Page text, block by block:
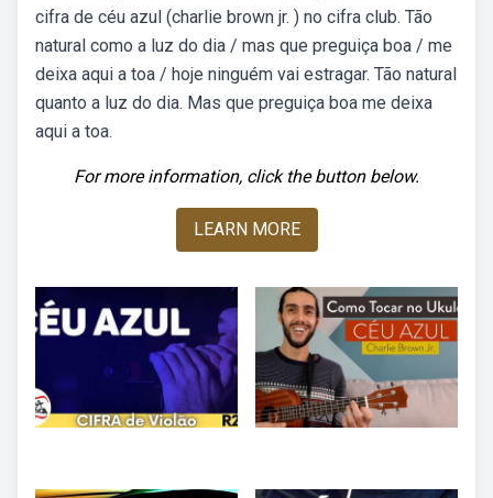
cifra de céu azul (charlie brown jr. ) no cifra club. Tão
natural como a luz do dia / mas que preguiça boa / me
deixa aqui a toa / hoje ninguém vai estragar. Tão natural
quanto a luz do dia. Mas que preguiça boa me deixa
aqui a toa.
For more information, click the button below.
LEARN MORE